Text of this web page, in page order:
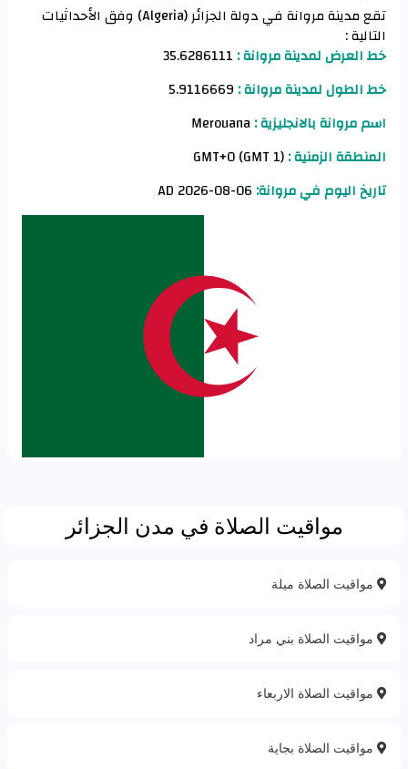
تقع مدينة مروانة في دولة الجزائر (Algeria) وفق الأحداثيات
التالية :
خط العرض لمدينة مروانة : 35.6286111
خط الطول لمدينة مروانة :
اسم مروانة بالانجليزية :
المنطقة الزمنية :
تاريخ اليوم في مروانة:
مواقيت الصلاة في مدن الجزائر
مواقيت الصلاة ميلة
مواقيت الصلاة بني مراد
مواقيت الصلاة الاربعاء
مواقيت الصلاة بجاية